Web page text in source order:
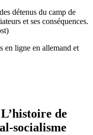
détenus du camp de
et ses conséquences.
en ligne en allemand et
de
socialisme